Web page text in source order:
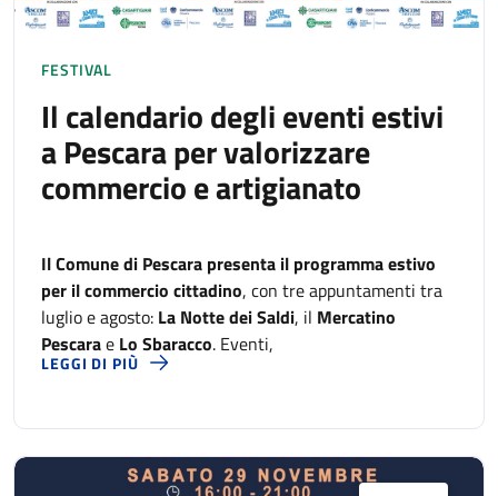
FESTIVAL
Il calendario degli eventi estivi
a Pescara per valorizzare
commercio e artigianato
Il Comune di Pescara presenta il programma estivo
per il commercio cittadino, con tre appuntamenti tra
luglio e agosto: La Notte dei Saldi, il Mercatino
Pescarae Lo Sbaracco. Eventi,
LEGGI DI PIÙ